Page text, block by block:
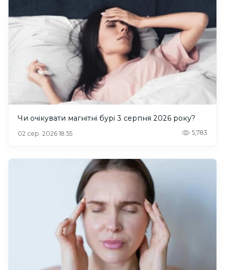
Чи очікувати магнітні бурі 3 серпня 2026 року?
02 сер. 2026 18:55 5,783